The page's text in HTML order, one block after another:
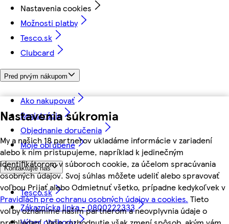
Nastavenia súkromia
My a našich 18 partnerov ukladáme informácie v zariadení
alebo k nim pristupujeme, napríklad k jedinečným
identifikátorom v súboroch cookie, za účelom spracúvania
osobných údajov. Svoj súhlas môžete udeliť alebo spravovať
voľbou Prijať alebo Odmietnuť všetko, prípadne kedykoľvek v
Pravidlách pre ochranu osobných údajov a cookies. Tieto
voľby oznámime našim partnerom a neovplyvnia údaje o
Nastavenia cookies
Možnosti platby
Tesco.sk
Clubcard
Pred prvým nákupom
Ako nakupovať
Registrácia
Objednanie doručenia
Moje obľúbené
Kontaktujte nás
Tesco.sk
Zákaznícka linka - 0800222333